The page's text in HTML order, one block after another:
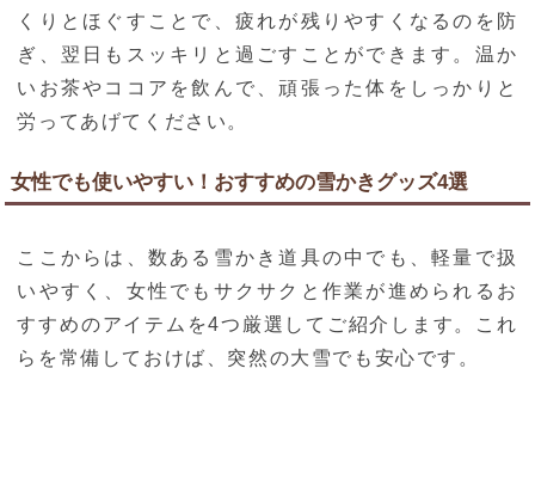
くりとほぐすことで、疲れが残りやすくなるのを防
ぎ、翌日もスッキリと過ごすことができます。温か
いお茶やココアを飲んで、頑張った体をしっかりと
労ってあげてください。
女性でも使いやすい！おすすめの雪かきグッズ4選
ここからは、数ある雪かき道具の中でも、軽量で扱
いやすく、女性でもサクサクと作業が進められるお
すすめのアイテムを4つ厳選してご紹介します。これ
らを常備しておけば、突然の大雪でも安心です。